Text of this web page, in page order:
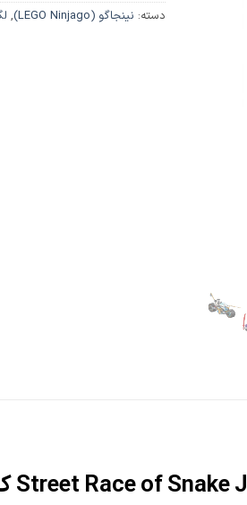
دسته: نینجاگو (LEGO Ninjago) ,